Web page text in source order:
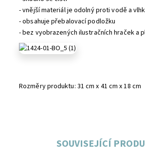
- vnější materiál je odolný proti vodě a
- obsahuje přebalovací podložku
- bez vyobrazených ilustračních hraček a
Rozměry produktu: 31 cm x 41 cm x 18 cm
SOUVISEJÍCÍ